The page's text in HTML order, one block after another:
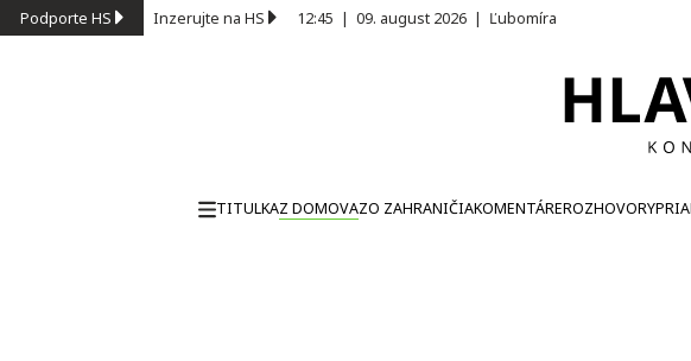
Podporte HS Inzerujte na HS 12:45 | 09. august 2026 | Ľubomíra
TITULKAZ DOMOVAZO ZAHRANIČIAKOMENTÁREROZHOVORY